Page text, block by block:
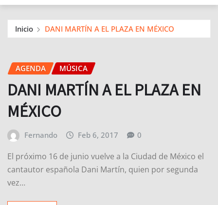
Inicio DANI MARTÍN A EL PLAZA EN MÉXICO
AGENDA MÚSICA
DANI MARTÍN A EL PLAZA EN
MÉXICO
Fernando Feb 6, 2017 0
El próximo 16 de junio vuelve a la Ciudad de México el
cantautor española Dani Martín, quien por segunda
vez…